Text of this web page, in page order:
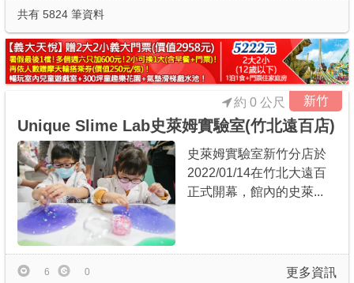
共有 5824 筆資料
新竹
Unique Slime Lab史萊姆實驗室(竹北遠百店)
約 0 公尺
史萊姆實驗室新竹分店於
2022/01/14在竹北大遠百
正式開幕，館內的史萊...
更多資訊
6 0